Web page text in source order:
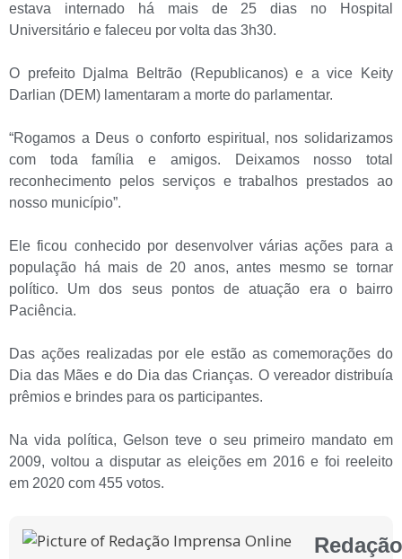
estava internado há mais de 25 dias no Hospital
Universitário e faleceu por volta das 3h30.
O prefeito Djalma Beltrão (Republicanos) e a vice Keity
Darlian (DEM) lamentaram a morte do parlamentar.
“Rogamos a Deus o conforto espiritual, nos solidarizamos
com toda família e amigos. Deixamos nosso total
reconhecimento pelos serviços e trabalhos prestados ao
nosso município”.
Ele ficou conhecido por desenvolver várias ações para a
população há mais de 20 anos, antes mesmo se tornar
político. Um dos seus pontos de atuação era o bairro
Paciência.
Das ações realizadas por ele estão as comemorações do
Dia das Mães e do Dia das Crianças. O vereador distribuía
prêmios e brindes para os participantes.
Na vida política, Gelson teve o seu primeiro mandato em
2009, voltou a disputar as eleições em 2016 e foi reeleito
em 2020 com 455 votos.
Redação